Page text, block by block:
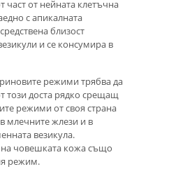
част от нейната клетъчна
с апикалната
близост
и се консумира в
режими трябва да
този доста рядко срещащ
режими от своя страна
млечните жлези и в
везикула.
човешката кожа също
режим.